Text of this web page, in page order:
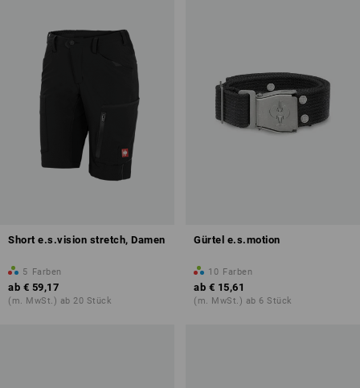
Short e.s.vision stretch, Damen
5 Farben
ab € 59,17
(m. MwSt.) ab 20 Stück
Gürtel e.s.motion
10 Farben
ab € 15,61
(m. MwSt.) ab 6 Stück